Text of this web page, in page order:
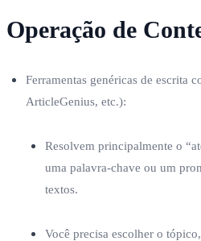
Operação de
Ferramentas genéricas de escrita
ArticleGenius, etc.):
Resolvem principalmente o
uma palavra-chave ou um
textos.
Você precisa escolher o